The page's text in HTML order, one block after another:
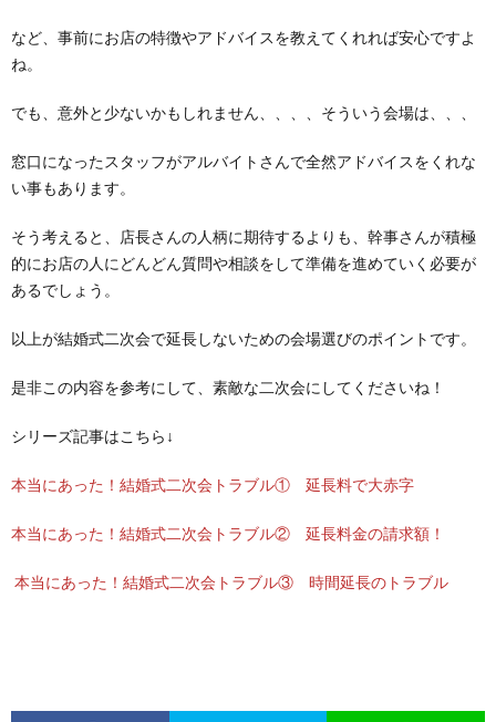
など、事前にお店の特徴やアドバイスを教えてくれれば安心ですよ
ね。
でも、意外と少ないかもしれません、、、、そういう会場は、、、
窓口になったスタッフがアルバイトさんで全然アドバイスをくれな
い事もあります。
そう考えると、店長さんの人柄に期待するよりも、幹事さんが積極
的にお店の人にどんどん質問や相談をして準備を進めていく必要が
あるでしょう。
以上が結婚式二次会で延長しないための会場選びのポイントです。
是非この内容を参考にして、素敵な二次会にしてくださいね！
シリーズ記事はこちら↓
本当にあった！結婚式二次会トラブル① 延長料で大赤字
本当にあった！結婚式二次会トラブル② 延長料金の請求額！
本当にあった！結婚式二次会トラブル③ 時間延長のトラブル